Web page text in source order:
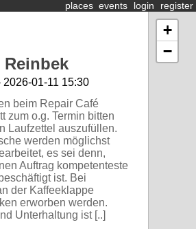
places events login register
Reinbek
01-11 15:30
beim Repair Café
zum o.g. Termin bitten
Laufzettel auszufüllen.
werden möglichst
es sei denn,
Auftrag kompetenteste
ist. Bei
der Kaffeeklappe
erworben werden.
Unterhaltung ist [..]
+
−